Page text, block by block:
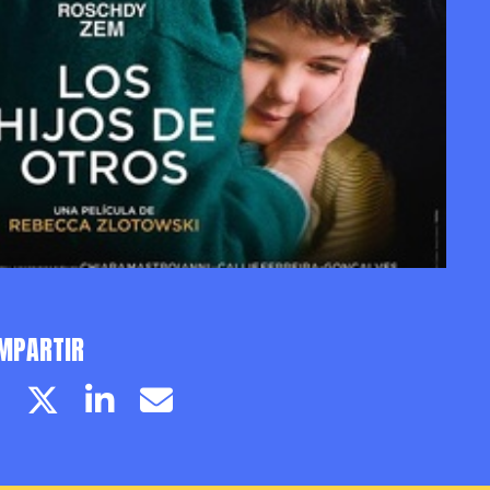
Facebook pageTwitter page
LinkedinEmail